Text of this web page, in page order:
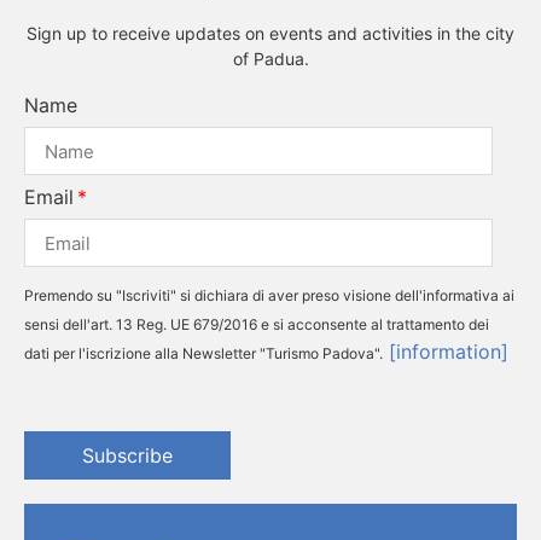
Sign up to receive updates on events and activities in the city
of Padua.
Name
Email
Premendo su "Iscriviti" si dichiara di aver preso visione dell'informativa ai
sensi dell'art. 13 Reg. UE 679/2016 e si acconsente al trattamento dei
dati per l'iscrizione alla Newsletter "Turismo Padova". [information]
Subscribe